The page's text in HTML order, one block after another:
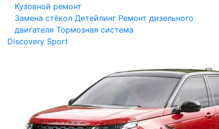
Кузовной ремонт
Замена стёкол Детейлинг Ремонт дизельного
двигателя Тормозная система
Discovery Sport